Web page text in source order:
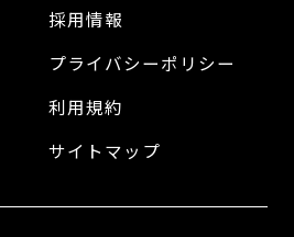
採用情報
プライバシーポリシー
利用規約
サイトマップ